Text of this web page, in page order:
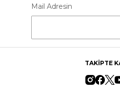
Mail Adresin
TAKİPTE